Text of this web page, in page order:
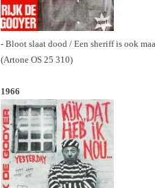
- Bloot slaat dood / Een sheriff is ook
(Artone OS 25 310)
1966